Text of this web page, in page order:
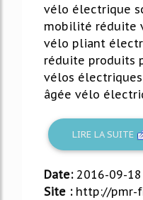
vélo électrique
mobilité réduite
vélo pliant
réduite produits
vélos
âgée vélo
LIRE LA SUITE
Date: 2016-09-
Site : http://pmr-